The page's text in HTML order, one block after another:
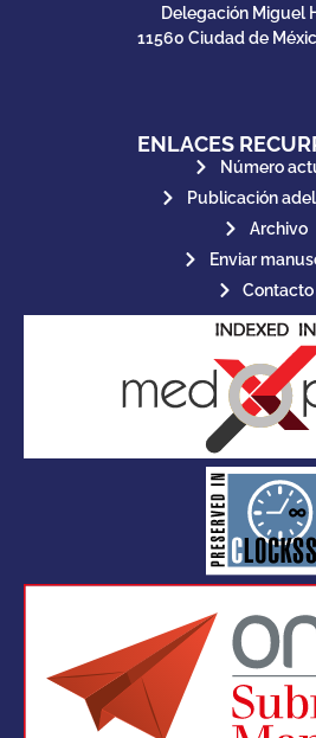
Delegación Miguel
11560 Ciudad de
ENLACES
Número
Publicación
Archivo
Enviar
Contacto
CLOCKSS is a dak archive
ensures the long-term
of web-based scholary
publications, governed by
for its stakeholders.